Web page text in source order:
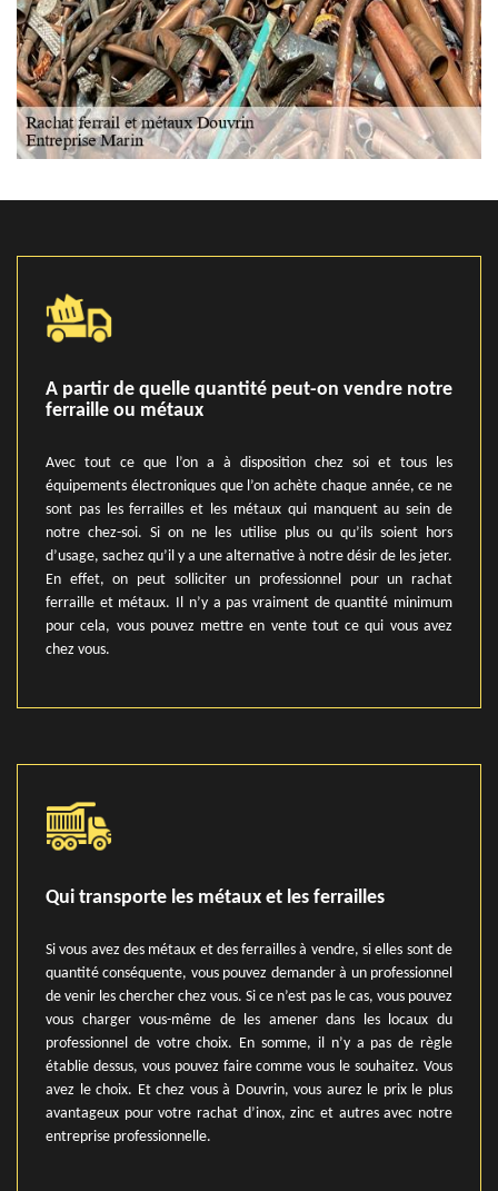
A partir de quelle quantité peut-on vendre notre
ferraille ou métaux
Avec tout ce que l’on a à disposition chez soi et tous les
équipements électroniques que l’on achète chaque année, ce ne
sont pas les ferrailles et les métaux qui manquent au sein de
notre chez-soi. Si on ne les utilise plus ou qu’ils soient hors
d’usage, sachez qu’il y a une alternative à notre désir de les jeter.
En effet, on peut solliciter un professionnel pour un rachat
ferraille et métaux. Il n’y a pas vraiment de quantité minimum
pour cela, vous pouvez mettre en vente tout ce qui vous avez
chez vous.
Qui transporte les métaux et les ferrailles
Si vous avez des métaux et des ferrailles à vendre, si elles sont de
quantité conséquente, vous pouvez demander à un professionnel
de venir les chercher chez vous. Si ce n’est pas le cas, vous pouvez
vous charger vous-même de les amener dans les locaux du
professionnel de votre choix. En somme, il n’y a pas de règle
établie dessus, vous pouvez faire comme vous le souhaitez. Vous
avez le choix. Et chez vous à Douvrin, vous aurez le prix le plus
avantageux pour votre rachat d’inox, zinc et autres avec notre
entreprise professionnelle.